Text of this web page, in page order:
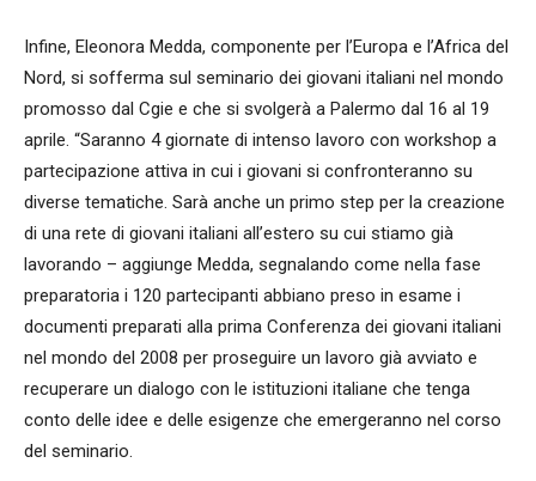
Infine, Eleonora Medda, componente per l’Europa e l’Africa del
Nord, si sofferma sul seminario dei giovani italiani nel mondo
promosso dal Cgie e che si svolgerà a Palermo dal 16 al 19
aprile. “Saranno 4 giornate di intenso lavoro con workshop a
partecipazione attiva in cui i giovani si confronteranno su
diverse tematiche. Sarà anche un primo step per la creazione
di una rete di giovani italiani all’estero su cui stiamo già
lavorando – aggiunge Medda, segnalando come nella fase
preparatoria i 120 partecipanti abbiano preso in esame i
documenti preparati alla prima Conferenza dei giovani italiani
nel mondo del 2008 per proseguire un lavoro già avviato e
recuperare un dialogo con le istituzioni italiane che tenga
conto delle idee e delle esigenze che emergeranno nel corso
del seminario.